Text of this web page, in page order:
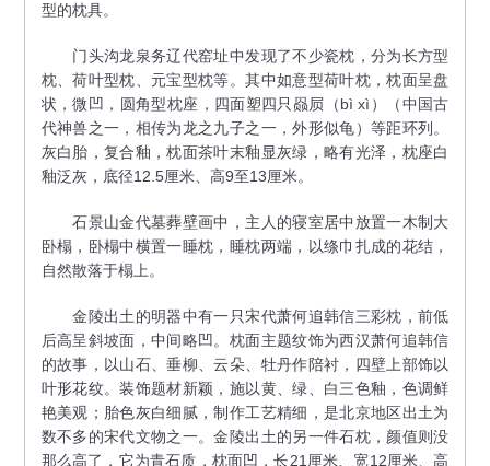
型的枕具。
门头沟龙泉务辽代窑址中发现了不少瓷枕，分为长方型
枕、荷叶型枕、元宝型枕等。其中如意型荷叶枕，枕面呈盘
状，微凹，圆角型枕座，四面塑四只赑屃（bì xì）（中国古
代神兽之一，相传为龙之九子之一，外形似龟）等距环列。
灰白胎，复合釉，枕面茶叶末釉显灰绿，略有光泽，枕座白
釉泛灰，底径12.5厘米、高9至13厘米。
石景山金代墓葬壁画中，主人的寝室居中放置一木制大
卧榻，卧榻中横置一睡枕，睡枕两端，以绦巾扎成的花结，
自然散落于榻上。
金陵出土的明器中有一只宋代萧何追韩信三彩枕，前低
后高呈斜坡面，中间略凹。枕面主题纹饰为西汉萧何追韩信
的故事，以山石、垂柳、云朵、牡丹作陪衬，四壁上部饰以
叶形花纹。装饰题材新颖，施以黄、绿、白三色釉，色调鲜
艳美观；胎色灰白细腻，制作工艺精细，是北京地区出土为
数不多的宋代文物之一。金陵出土的另一件石枕，颜值则没
那么高了，它为青石质，枕面凹，长21厘米、宽12厘米、高